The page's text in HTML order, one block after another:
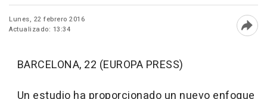
Lunes, 22 febrero 2016
Actualizado: 13:34
BARCELONA, 22 (EUROPA PRESS)
Un estudio ha proporcionado un nuevo enfoque